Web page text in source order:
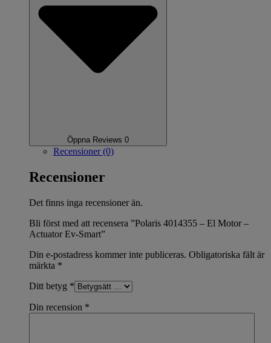
Öppna Reviews 0
Recensioner (0)
Recensioner
Det finns inga recensioner än.
Bli först med att recensera ”Polaris 4014355 – El Motor –
Actuator Ev-Smart”
Din e-postadress kommer inte publiceras. Obligatoriska fält är
märkta *
Ditt betyg *
Din recension *